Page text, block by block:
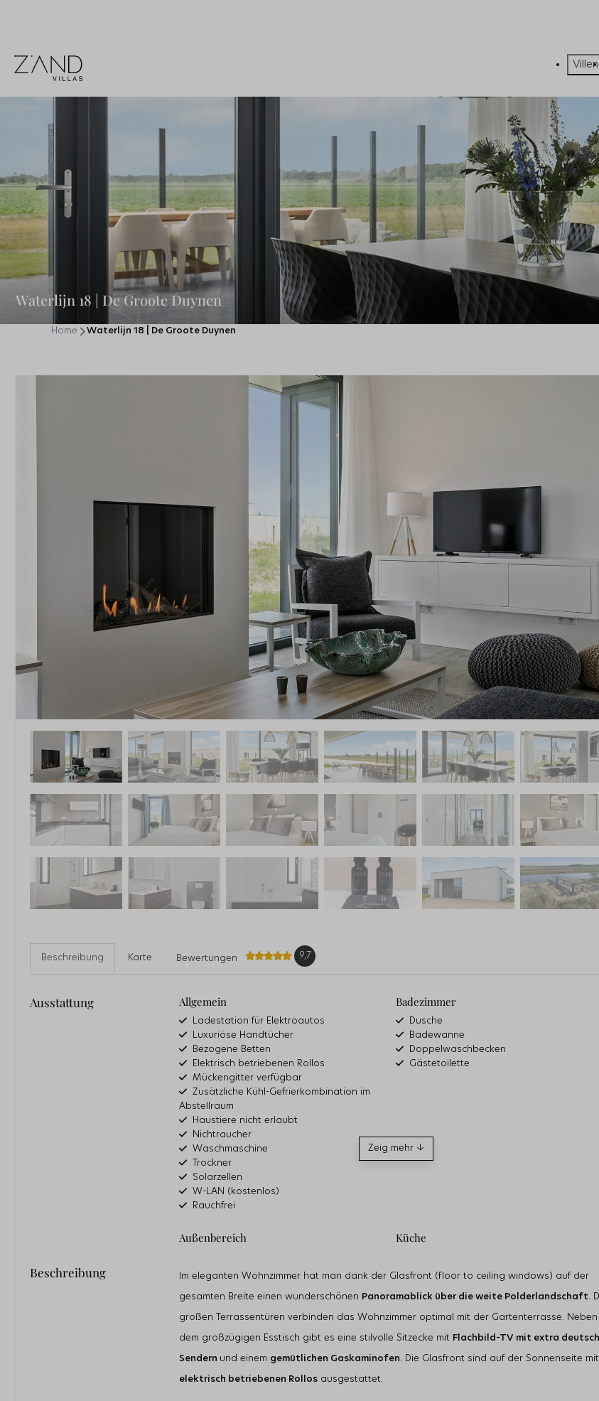
Villen
Waterlijn 18 | De Groote Duynen
Home Waterlijn 18 | De Groote Duynen
Beschreibung Karte Bewertungen 9,7
Ausstattung Allgemein
Ladestation für Elektroautos
Luxuriöse Handtücher
Bezogene Betten
Elektrisch betriebenen Rollos
Mückengitter verfügbar
Zusätzliche Kühl-Gefrierkombination im
Abstellraum
Haustiere nicht erlaubt
Nichtraucher
Waschmaschine
Trockner
Solarzellen
W-LAN (kostenlos)
Rauchfrei
Badezimmer
Dusche
Badewanne
Doppelwaschbecken
Gästetoilette
Außenbereich
Abstellraum für Fahrräder
Terrasse
Glaswindschutz auf der Terrasse
Küche
Nespresso Kaffeemachine
Geschirrspülmaschine
Garten in Südlage
Nur wenige Gehminuten vom
Zeig mehr ↓
Beschreibung Im eleganten Wohnzimmer hat man dank der Glasfront (floor to ceiling windows) auf der
gesamten Breite einen wunderschönen Panoramablick über die weite Polderlandschaft.
großen Terrassentüren verbinden das Wohnzimmer optimal mit der Gartenterrasse. Neben
dem großzügigen Esstisch gibt es eine stilvolle Sitzecke mit Flachbild-TV mit extra
Sendern und einem gemütlichen Gaskaminofen. Die Glasfront sind auf der Sonnenseite mit
elektrisch betriebenen Rollos ausgestattet.